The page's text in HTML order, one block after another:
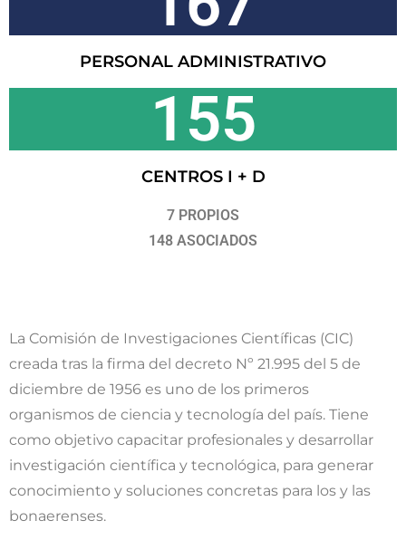
PERSONAL ADMINISTRATIVO
155
CENTROS I + D
7 PROPIOS
148 ASOCIADOS
La Comisión de Investigaciones Científicas (CIC)
creada tras la firma del decreto Nº 21.995 del 5 de
diciembre de 1956 es uno de los primeros
organismos de ciencia y tecnología del país. Tiene
como objetivo capacitar profesionales y desarrollar
investigación científica y tecnológica, para generar
conocimiento y soluciones concretas para los y las
bonaerenses.